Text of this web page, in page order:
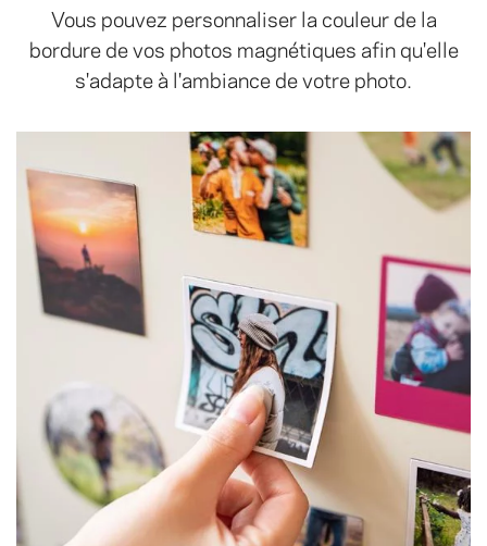
Vous pouvez personnaliser la couleur de la
bordure de vos photos magnétiques afin qu'elle
s'adapte à l'ambiance de votre photo.